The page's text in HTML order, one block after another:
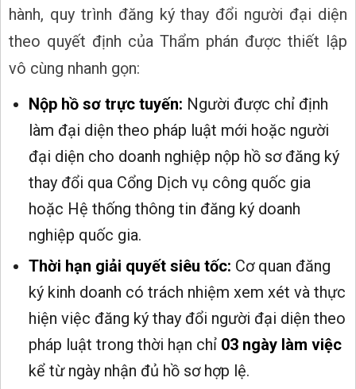
hành, quy trình đăng ký thay đổi người đại diện
theo quyết định của Thẩm phán được thiết lập
vô cùng nhanh gọn:
Nộp hồ sơ trực tuyến: Người được chỉ định
làm đại diện theo pháp luật mới hoặc người
đại diện cho doanh nghiệp nộp hồ sơ đăng ký
thay đổi qua Cổng Dịch vụ công quốc gia
hoặc Hệ thống thông tin đăng ký doanh
nghiệp quốc gia.
Thời hạn giải quyết siêu tốc: Cơ quan đăng
ký kinh doanh có trách nhiệm xem xét và thực
hiện việc đăng ký thay đổi người đại diện theo
pháp luật trong thời hạn chỉ 03 ngày làm việc
kể từ ngày nhận đủ hồ sơ hợp lệ.